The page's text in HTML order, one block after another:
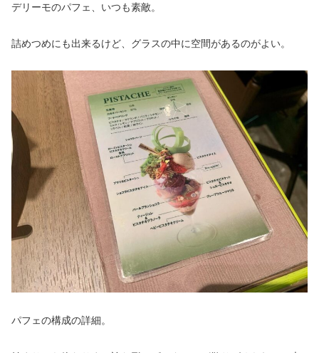
デリーモのパフェ、いつも素敵。
詰めつめにも出来るけど、グラスの中に空間があるのがよい。
パフェの構成の詳細。